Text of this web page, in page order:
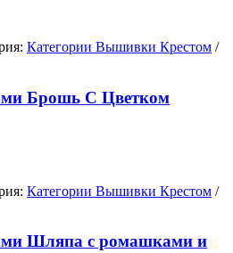
Категории Вышивки Крестом /
Брошь С Цветком
Категории Вышивки Крестом /
Шляпа с ромашками и